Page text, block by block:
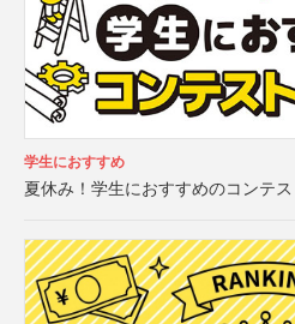
学生におすすめ
夏休み！学生におすすめのコンテ